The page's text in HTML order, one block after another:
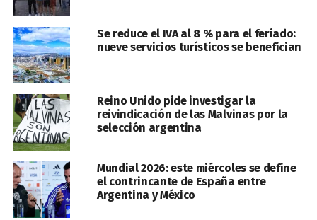
Se reduce el IVA al 8 % para el feriado:
nueve servicios turísticos se benefician
Reino Unido pide investigar la
reivindicación de las Malvinas por la
selección argentina
Mundial 2026: este miércoles se define
el contrincante de España entre
Argentina y México